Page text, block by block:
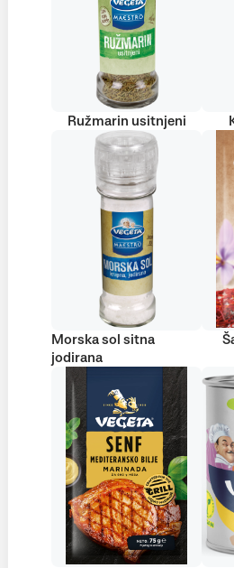
Ružmarin usitnjeni
Morska sol sitna
jodirana